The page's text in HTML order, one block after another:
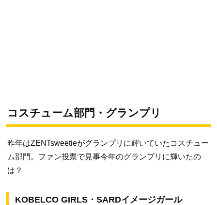
コスチューム部門・グランプリ
昨年はZENTsweetieがグランプリに輝いていたコスチュー
ム部門。ファン投票で見事今年のグランプリに輝いたの
は？
KOBELCO GIRLS・SARDイメージガール